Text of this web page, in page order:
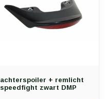
achterspoiler + remlicht
speedfight zwart DMP